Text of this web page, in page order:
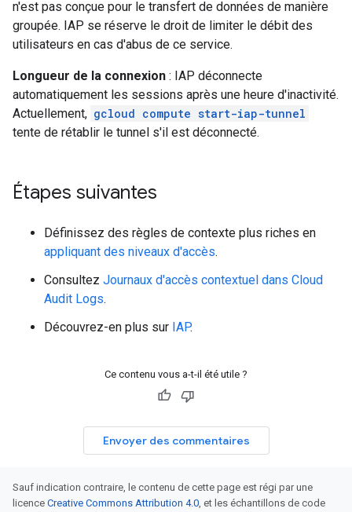
n'est pas conçue pour le transfert de données de manière
groupée. IAP se réserve le droit de limiter le débit des
utilisateurs en cas d'abus de ce service.
Longueur de la connexion : IAP déconnecte
automatiquement les sessions après une heure d'inactivité.
Actuellement, gcloud compute start-iap-tunnel
tente de rétablir le tunnel s'il est déconnecté.
Étapes suivantes
Définissez des règles de contexte plus riches en
appliquant des niveaux d'accès.
Consultez Journaux d'accès contextuel dans Cloud
Audit Logs.
Découvrez-en plus sur IAP.
Ce contenu vous a-t-il été utile ?
Envoyer des commentaires
Sauf indication contraire, le contenu de cette page est régi par une
licence Creative Commons Attribution 4.0, et les échantillons de code